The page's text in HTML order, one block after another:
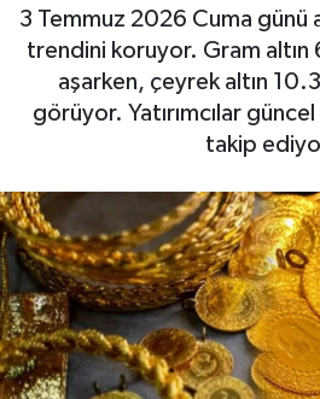
3 Temmuz 2026 Cuma günü
trendini koruyor. Gram
aşarken, çeyrek altın
görüyor. Yatırımcılar güncel
takip
EKONOMİ
GÜNDEM
SAĞLIK
EĞİTİM
BÖLGE
Tüm Manşetler
Son Dakika Haberleri